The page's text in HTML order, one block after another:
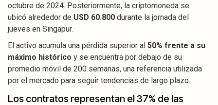
octubre de 2024. Posteriormente, la criptomoneda se
ubicó alrededor de USD 60.800 durante la jornada del
jueves en Singapur.
El activo acumula una pérdida superior al 50% frente a su
máximo histórico y se encuentra por debajo de su
promedio móvil de 200 semanas, una referencia utilizada
por el mercado para seguir tendencias de largo plazo.
Los contratos representan el 37% de las